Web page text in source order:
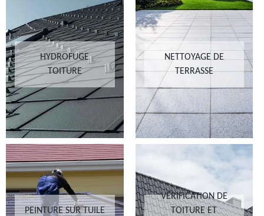
HYDROFUGE
TOITURE
NETTOYAGE DE
TERRASSE
PEINTURE SUR TUILE
VÉRIFICATION DE
TOITURE ET